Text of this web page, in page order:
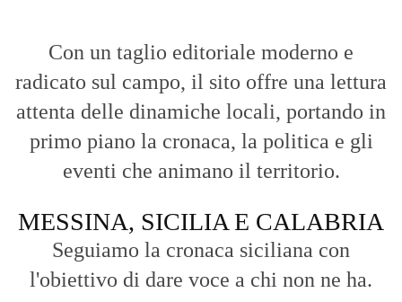
Con un taglio editoriale moderno e
radicato sul campo, il sito offre una lettura
attenta delle dinamiche locali, portando in
primo piano la cronaca, la politica e gli
eventi che animano il territorio.
MESSINA, SICILIA E CALABRIA
Seguiamo la cronaca siciliana con
l'obiettivo di dare voce a chi non ne ha.